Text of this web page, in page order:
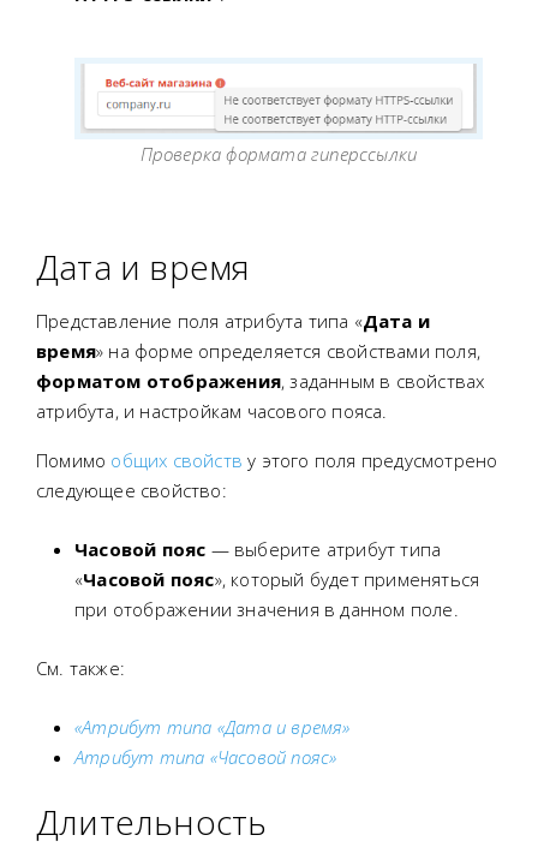
Проверка формата гиперссылки
Дата и время
Представление поля атрибута типа «Дата и
время» на форме определяется свойствами поля,
форматом отображения, заданным в свойствах
атрибута, и настройкам часового пояса.
Помимо общих свойств у этого поля предусмотрено
следующее свойство:
Часовой пояс — выберите атрибут типа
«Часовой пояс», который будет применяться
при отображении значения в данном поле.
См. также:
«Атрибут типа «Дата и время»
Атрибут типа «Часовой пояс»
Длительность